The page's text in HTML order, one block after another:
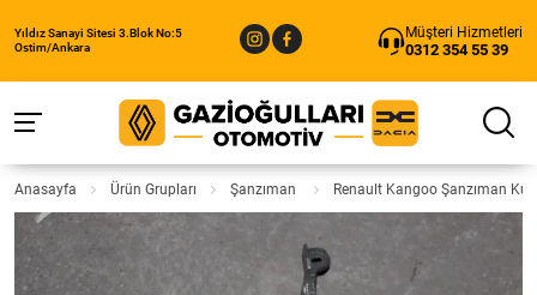
Yıldız Sanayi Sitesi 3.Blok No:5
Ostim/Ankara
Müşteri Hizmetleri
0312 354 55 39
Anasayfa Ürün Grupları Şanzıman Renault Kangoo Şanzıman